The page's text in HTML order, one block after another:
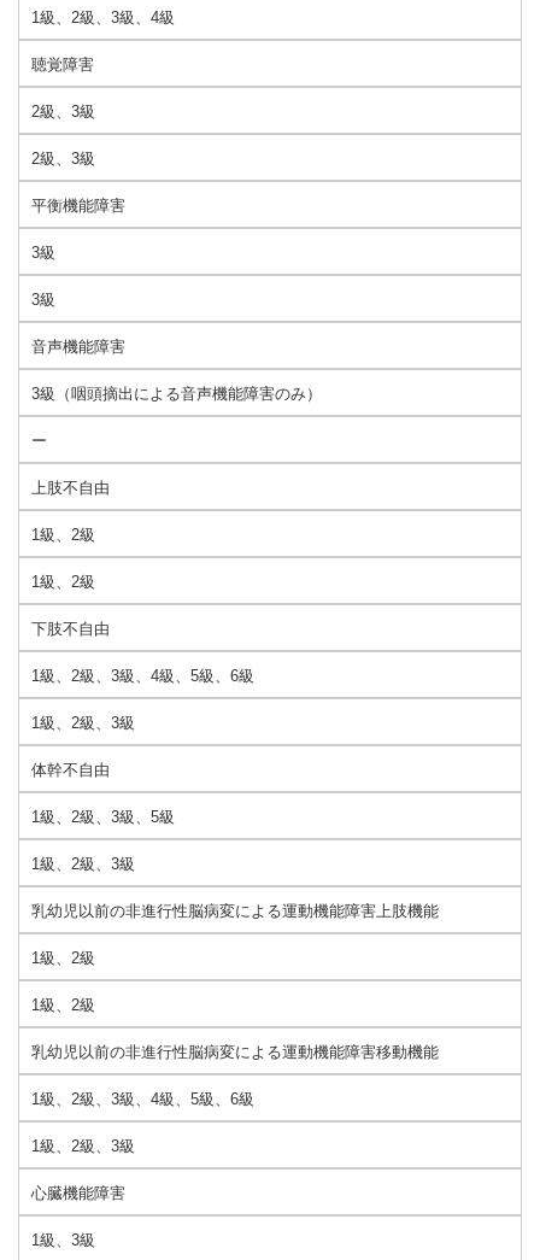
1級、2級、3級、4級
聴覚障害
2級、3級
2級、3級
平衡機能障害
3級
3級
音声機能障害
3級（咽頭摘出による音声機能障害のみ）
ー
上肢不自由
1級、2級
1級、2級
下肢不自由
1級、2級、3級、4級、5級、6級
1級、2級、3級
体幹不自由
1級、2級、3級、5級
1級、2級、3級
乳幼児以前の非進行性脳病変による運動機能障害上肢機能
1級、2級
1級、2級
乳幼児以前の非進行性脳病変による運動機能障害移動機能
1級、2級、3級、4級、5級、6級
1級、2級、3級
心臓機能障害
1級、3級